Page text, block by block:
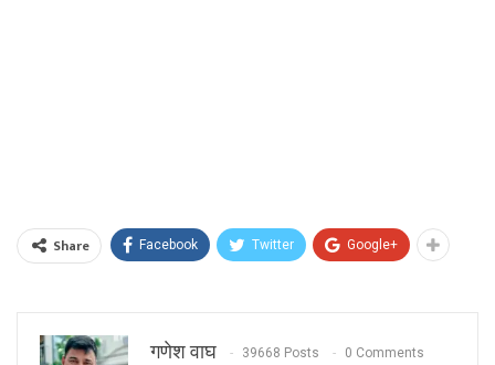
Share Facebook Twitter Google+
गणेश वाघ 39668 Posts 0 Comments